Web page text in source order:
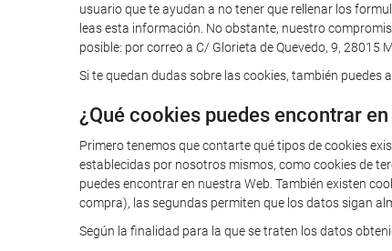
usuario que te ayudan a no tener que rellenar los
leas esta información. No obstante, nuestro
posible: por correo a C/ Glorieta de Quevedo, 9, 28015
Si te quedan dudas sobre las cookies, también puedes
¿Qué cookies puedes encontrar en
Primero tenemos que contarte qué tipos de cookies
establecidas por nosotros mismos, como cookies de
puedes encontrar en nuestra Web. También existen
compra), las segundas permiten que los datos sigan
Según la finalidad para la que se traten los datos